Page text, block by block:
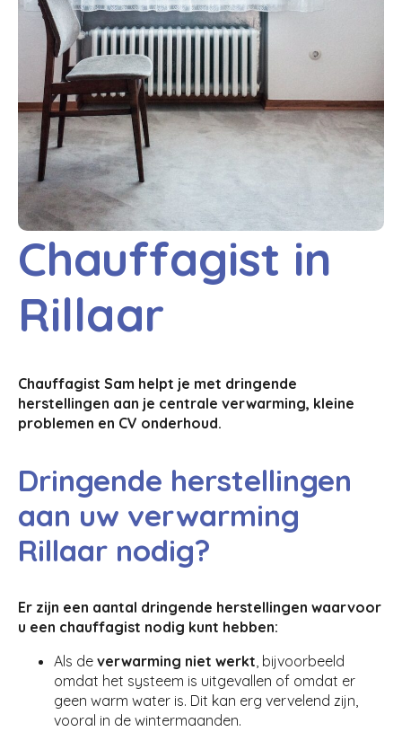
Chauffagist in
Rillaar
Chauffagist Sam helpt je met dringende
herstellingen aan je centrale verwarming, kleine
problemen en CV onderhoud.
Dringende herstellingen
aan uw verwarming
Rillaar nodig?
Er zijn een aantal dringende herstellingen waarvoor
u een chauffagist nodig kunt hebben:
Als de verwarming niet werkt, bijvoorbeeld
omdat het systeem is uitgevallen of omdat er
geen warm water is. Dit kan erg vervelend zijn,
vooral in de wintermaanden.